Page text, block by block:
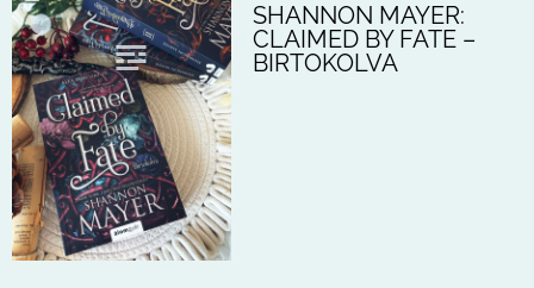
SHANNON MAYER:
CLAIMED BY FATE –
BIRTOKOLVA